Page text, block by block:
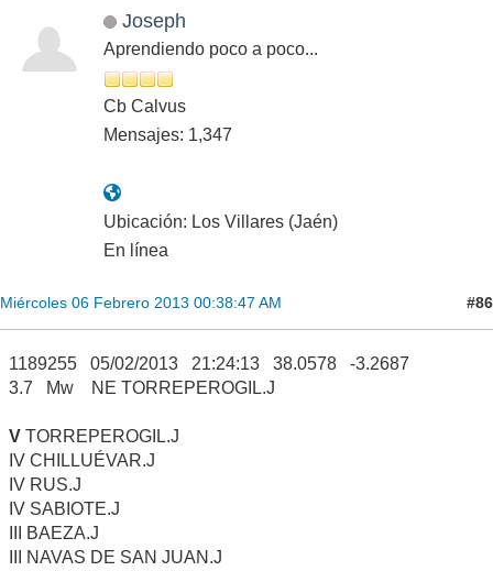
Joseph
Aprendiendo poco a poco...
Cb Calvus
Mensajes: 1,347
Ubicación: Los Villares (Jaén)
En línea
Miércoles 06 Febrero 2013 00:38:47 AM #86
1189255 05/02/2013 21:24:13 38.0578 -3.2687
3.7 Mw NE TORREPEROGIL.J
V TORREPEROGIL.J
IV CHILLUÉVAR.J
IV RUS.J
IV SABIOTE.J
III BAEZA.J
III NAVAS DE SAN JUAN.J